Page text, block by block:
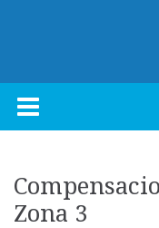
Zona 3